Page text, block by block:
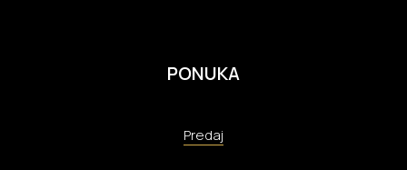
PONUKA
Predaj